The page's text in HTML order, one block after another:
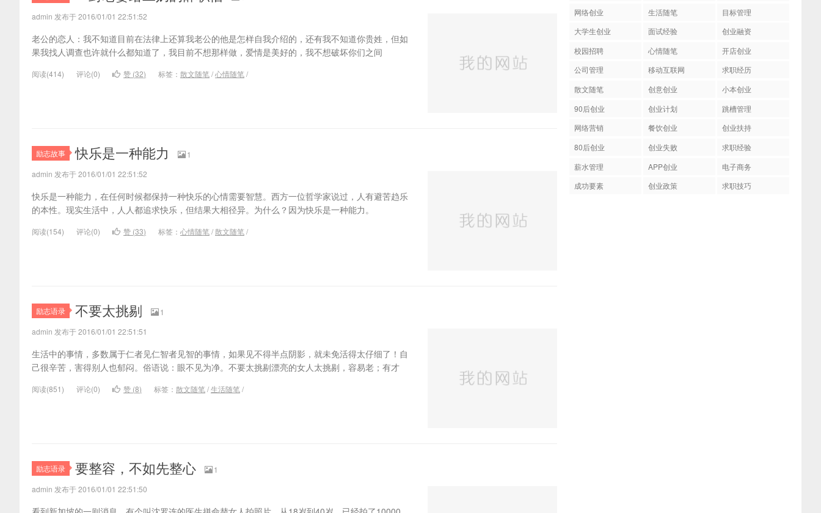
admin 发布于 2016/01/01 22:51:52
老公的恋人：我不知道目前在法律上还算我老公的他是怎样自我介绍的，还有我不知道你贵姓，但如
果我找人调查也许就什么都知道了，我目前不想那样做，爱情是美好的，我不想破坏你们之间
阅读(414) 评论(0) 赞 (32) 标签： 散文随笔 /心情随笔 /
励志故事 快乐是一种能力
1
admin 发布于 2016/01/01 22:51:52
快乐是一种能力，在任何时候都保持一种快乐的心情需要智慧。西方一位哲学家说过，人有避苦趋乐
的本性。现实生活中，人人都追求快乐，但结果大相径异。为什么？因为快乐是一种能力。
阅读(154) 评论(0) 赞 (33) 标签： 心情随笔 /散文随笔 /
励志语录 不要太挑剔
1
admin 发布于 2016/01/01 22:51:51
生活中的事情，多数属于仁者见仁智者见智的事情，如果见不得半点阴影，就未免活得太仔细了！自
己很辛苦，害得别人也郁闷。俗语说：眼不见为净。不要太挑剔漂亮的女人太挑剔，容易老；有才
阅读(851) 评论(0) 赞 (8) 标签： 散文随笔 /生活随笔 /
励志语录 要整容，不如先整心
1
admin 发布于 2016/01/01 22:51:50
网络创业
生活随笔
目标管理
大学生创业
面试经验
创业融资
校园招聘
心情随笔
开店创业
公司管理
移动互联网
求职经历
散文随笔
创意创业
小本创业
90后创业
创业计划
跳槽管理
网络营销
餐饮创业
创业扶持
80后创业
创业失败
求职经验
薪水管理
APP创业
电子商务
成功要素
创业政策 求职技巧